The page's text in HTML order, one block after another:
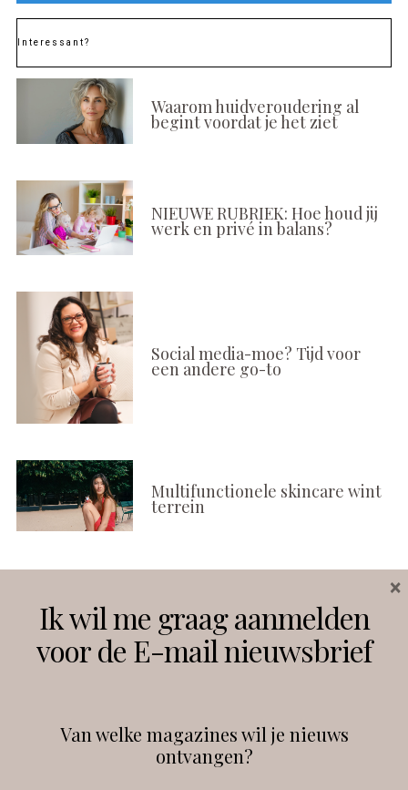
Interessant?
Waarom huidveroudering al
begint voordat je het ziet
NIEUWE RUBRIEK: Hoe houd jij
werk en privé in balans?
Social media-moe? Tijd voor
een andere go-to
Multifunctionele skincare wint
terrein
Instagram Facebook
debeautyprofessional
Ik wil me graag aanmelden
voor de E-mail nieuwsbrief
Van welke magazines wil je nieuws
ontvangen?
×